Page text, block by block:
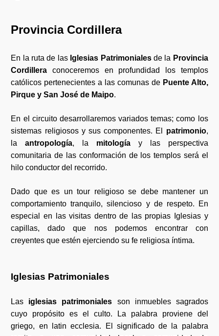
Provincia Cordillera
En la ruta de las Iglesias Patrimonialesde la Provincia
Cordillera conoceremos en profundidad los templos
católicos pertenecientes a las comunas dePuente Alto,
Pirque y San José de Maipo.
En el circuito desarrollaremos variados temas; como los
sistemas religiosos y sus componentes. El patrimonio,
laantropología, la mitología y las perspectiva
comunitaria de las conformación de los templos será el
hilo conductor del recorrido.
Dado que es un tour religioso se debe mantener un
comportamiento tranquilo, silencioso y de respeto. En
especial en las visitas dentro de las propias Iglesias y
capillas, dado que nos podemos encontrar con
creyentes que estén ejerciendo su fe religiosa íntima.
Iglesias Patrimoniales
Las iglesias patrimoniales son inmuebles sagrados
cuyo propósito es el culto. La palabra proviene del
griego, en latin ecclesia. El significado de la palabra